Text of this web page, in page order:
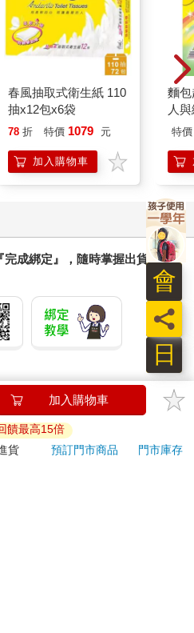
春風抽取式衛生紙 110
抽x12包x6袋
78 折 特價 1079 元
加入購物車
麵
人
平
特價
成綁定』，隨時掌握出貨動
如接獲電話要求您前往
，以免受騙上當！
，退回商品須為全新狀態**
加入購物車
饋最高15倍
貨 預訂門市商品
門市庫存
日
員
會